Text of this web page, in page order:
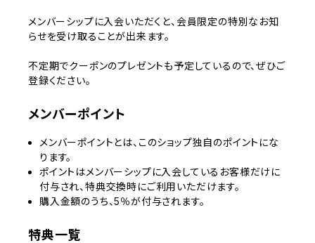
メンバーシップに入会いただくと、会員限定の特別なお知
らせを受け取ることが出来ます。
不定期でクーポンのプレゼントも予定しているので、ぜひご
登録ください。
メンバーポイント
メンバーポイントとは、このショップ独自のポイントにな
ります。
ポイントはメンバーシップに入会しているお客様だけに
付与され、特典交換時にご利用いただけます。
購入金額のうち、5％が付与されます。
特典一覧